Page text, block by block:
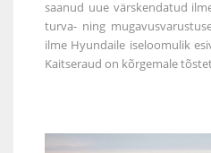
saanud uue värskendatud
turva- ning
ilme Hyundaile iseloomulik
Kaitseraud on kõrgemale